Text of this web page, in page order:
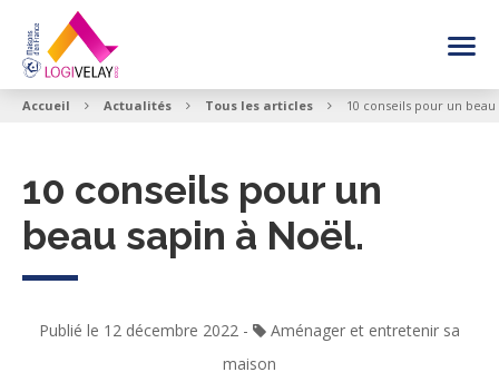
FAIRE CONSTRUIRE SA MAISON
VOIR LES OFFRES
Accueil Actualités Tous les articles 10 conseils pour un beau
10 conseils pour un
beau sapin à Noël.
Publié le 12 décembre 2022 -
Aménager et entretenir sa
maison